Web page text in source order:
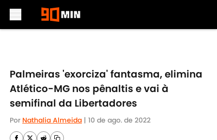
Palmeiras 'exorciza' fantasma, elimina
Atlético-MG nos pênaltis e vai à
semifinal da Libertadores
Por Nathalia Almeida | 10 de ago. de 2022